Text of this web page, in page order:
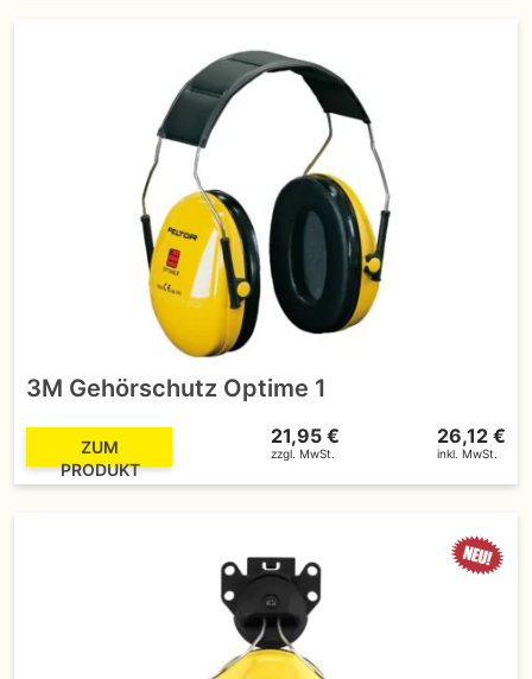
3M Gehörschutz Optime 1
ZUM
PRODUKT
21,95 €
zzgl. MwSt.
26,12 €
inkl. MwSt.